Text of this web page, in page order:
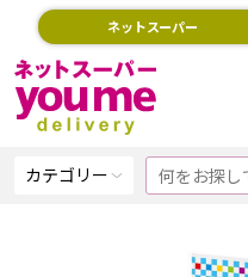
ネットスーパー
カテゴリー